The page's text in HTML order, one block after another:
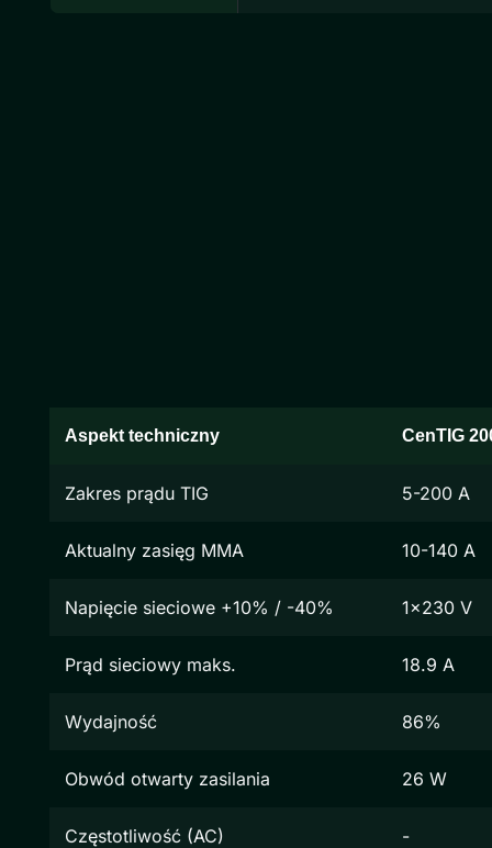
Aspekt techniczny CenTIG
Zakres prądu TIG 5-200 A
Aktualny zasięg MMA 10-140 A
Napięcie sieciowe +10% / -40% 1x230 V
Prąd sieciowy maks. 18.9 A
Wydajność 86%
Obwód otwarty zasilania 26 W
Częstotliwość (AC) -